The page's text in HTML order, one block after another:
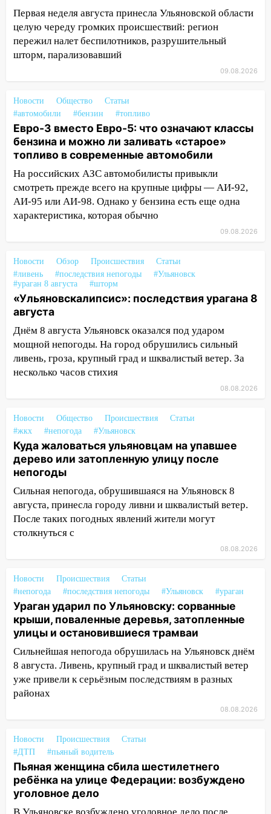
17:00 «Ульяновскалипсис»: последствия
урагана 8 августа
16:38 Прогноз погоды в Ульяновской
области на 9 августа
Ульяновске отменили фестиваль «Наше
время»
16:17
Мелекесский район первым в
Ульяновской области намолотил более
100 тысяч тонн зерна
15:17 В колледжи и техникумы
Ульяновской области подали более 10
тысяч заявлений
Фоторепортаж с улиц Ульяновска
затопленные улицы
14:28
Ураган вырвал остановку на улице
Деева в Заволжье
14:26 Жители Ульяновска сами
пытаются расчистить ливнёвки, не
дождавшись коммунальщиков
14:16 Шторм продолжает ломать город:
на улице Любови Шевцовой рухнул
14:14
Студента из Ульяновска обманули
мошенники под видом преподавателя
14:12 Куда жаловаться ульяновцам на
упавшее дерево или затопленную улицу
после непогоды
13:59 В Новом городе ураганным
ветром сорвало опалубку со
строящегося дома
В мэрии Ульяновска рассказали,
шторма
13:49
Стихия продолжает крушить
Ульяновск: дерево рухнуло на дом на
Орджоникидзе
На Нижней Террасе мощным
ветром вырвало дерево с корнем
13:46 Сильный ветер сорвал крышу с
СТО на проспекте Созидателей
Непогода продолжает бить по
сошёл с рельсов
13:22
Упавшие деревья перекрыли
дороги в Ульяновске: фото
13:17 Непогода в Ульяновске не
Первая неделя августа принесла Ульяновской области
целую череду громких происшествий: регион
пережил налет беспилотников, разрушительный
шторм, парализовавший
09.08.2026
Новости Общество
Статьи
#автомобили
#бензин #топливо
Евро-3 вместо Евро-5: что означают классы
бензина и можно ли заливать «старое»
топливо в современные автомобили
На российских АЗС автомобилисты привыкли
смотреть прежде всего на крупные цифры — АИ-92,
АИ-95 или АИ-98. Однако у бензина есть еще одна
характеристика, которая обычно
09.08.2026
Новости Обзор Происшествия
Статьи
#ливень
#последствия непогоды
#Ульяновск
#ураган 8 августа
#шторм
«Ульяновскалипсис»: последствия урагана 8
августа
Днём 8 августа Ульяновск оказался под ударом
мощной непогоды. На город обрушились сильный
ливень, гроза, крупный град и шквалистый ветер. За
несколько часов стихия
08.08.2026
Новости Общество Происшествия
Статьи
#жкх
#непогода #Ульяновск
Куда жаловаться ульяновцам на упавшее
дерево или затопленную улицу после
непогоды
Сильная непогода, обрушившаяся на Ульяновск 8
августа, принесла городу ливни и шквалистый ветер.
После таких погодных явлений жители могут
столкнуться с
08.08.2026
Новости Происшествия
Статьи
#непогода
#последствия непогоды #Ульяновск #ураган
Ураган ударил по Ульяновску: сорванные
крыши, поваленные деревья, затопленные
улицы и остановившиеся трамваи
Сильнейшая непогода обрушилась на Ульяновск днём
8 августа. Ливень, крупный град и шквалистый ветер
уже привели к серьёзным последствиям в разных
районах
08.08.2026
Новости Происшествия
Статьи
#ДТП
#пьяный водитель
Пьяная женщина сбила шестилетнего
ребёнка на улице Федерации: возбуждено
уголовное дело